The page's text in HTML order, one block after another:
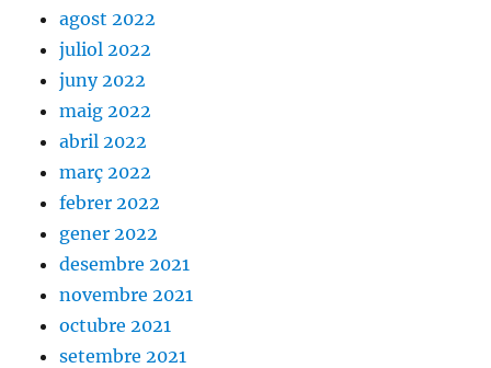
agost 2022
juliol 2022
juny 2022
maig 2022
abril 2022
març 2022
febrer 2022
gener 2022
desembre 2021
novembre 2021
octubre 2021
setembre 2021